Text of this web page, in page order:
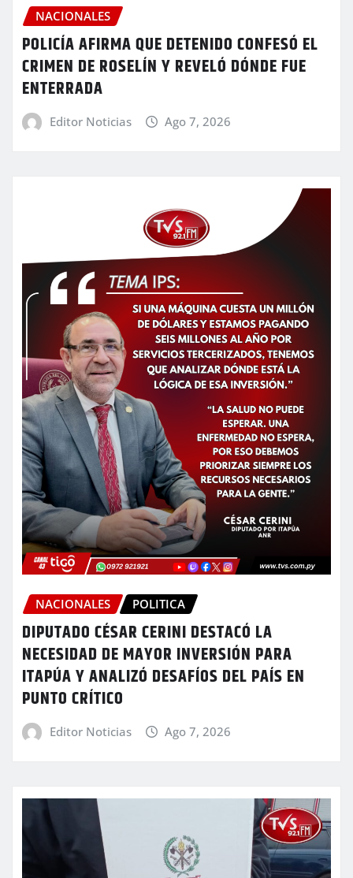
NACIONALES
POLICÍA AFIRMA QUE DETENIDO CONFESÓ EL
CRIMEN DE ROSELÍN Y REVELÓ DÓNDE FUE
ENTERRADA
Editor Noticias Ago 7, 2026
NACIONALES POLITICA
DIPUTADO CÉSAR CERINI DESTACÓ LA
NECESIDAD DE MAYOR INVERSIÓN PARA
ITAPÚA Y ANALIZÓ DESAFÍOS DEL PAÍS EN
PUNTO CRÍTICO
Editor Noticias Ago 7, 2026